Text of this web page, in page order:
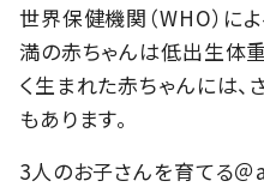
世界保健機関（WHO）に
満の赤ちゃんは低出生体
く生まれた赤ちゃんには
もあります。
3人のお子さんを育てる